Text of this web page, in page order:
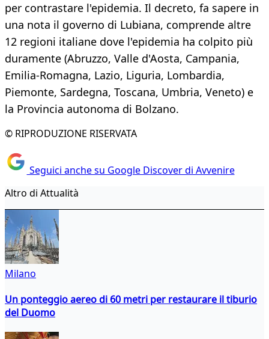
per contrastare l'epidemia. Il decreto, fa sapere in
una nota il governo di Lubiana, comprende altre
12 regioni italiane dove l'epidemia ha colpito più
duramente (Abruzzo, Valle d'Aosta, Campania,
Emilia-Romagna, Lazio, Liguria, Lombardia,
Piemonte, Sardegna, Toscana, Umbria, Veneto) e
la Provincia autonoma di Bolzano.
© RIPRODUZIONE RISERVATA
Seguici anche su Google Discover di Avvenire
Altro di Attualità
Milano
Un ponteggio aereo di 60 metri per restaurare il tiburio
del Duomo